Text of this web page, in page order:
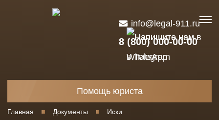
info@legal-911.ru
8 (800) 000-00-00
Помощь юриста
Главная Документы
Иски